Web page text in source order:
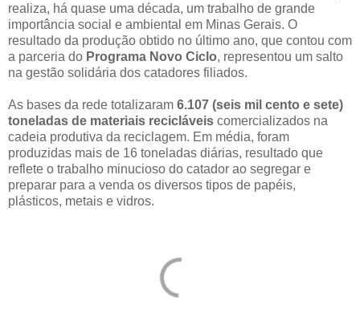
realiza, há quase uma década, um trabalho de grande
importância social e ambiental em Minas Gerais. O
resultado da produção obtido no último ano, que contou com
a parceria do Programa Novo Ciclo, representou um salto
na gestão solidária dos catadores filiados.
As bases da rede totalizaram 6.107 (seis mil cento e sete)
toneladas de materiais recicláveis comercializados na
cadeia produtiva da reciclagem. Em média, foram
produzidas mais de 16 toneladas diárias, resultado que
reflete o trabalho minucioso do catador ao segregar e
preparar para a venda os diversos tipos de papéis,
plásticos, metais e vidros.